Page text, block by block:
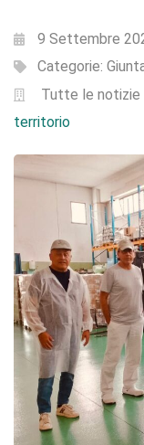
9 Settembre
Categorie:
Tutte le notizie
territorio